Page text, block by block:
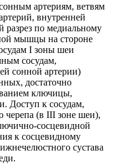
артериям, ветвям
внутренней
разрез по медиальному
мышцы на стороне
I зоны шеи
сосудам,
сонной артерии)
достаточно
ключицы,
Доступ к сосудам,
черепа (в III зоне шеи),
сосцевидной
к сосцевидному
сустава